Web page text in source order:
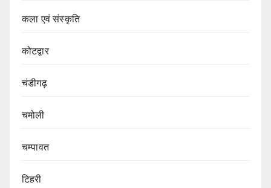
कला एवं संस्कृति
कोटद्वार
चंडीगढ़
चमोली
चम्पावत
टिहरी